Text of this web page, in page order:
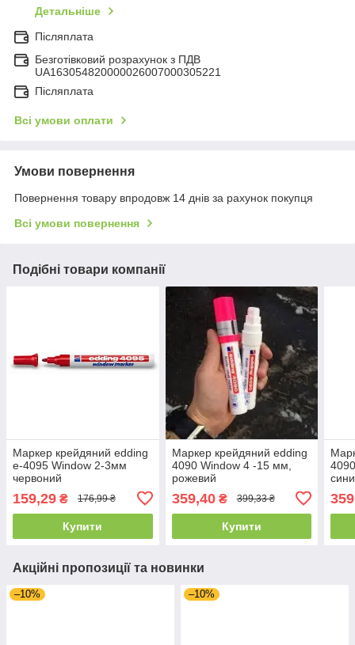
Детальніше
Післяплата
Безготівковий розрахунок з ПДВ
UA163054820000026007000305221
Післяплата
Всі умови оплати
Умови повернення
Повернення товару впродовж 14 днів за рахунок покупця
Всі умови повернення
Подібні товари компанії
Маркер крейдяний edding
e-4095 Window 2-3мм
червоний
159,29 ₴ 176,99 ₴
Купити
Маркер крейдяний edding
4090 Window 4 -15 мм,
рожевий
359,40₴ 399,33 ₴
Купити
Акційні пропозиції та новинки
–10% –10%